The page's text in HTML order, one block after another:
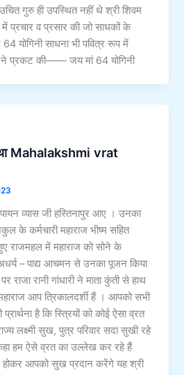
उचित गुरु ही उपस्थित नहीं थे श्री शिवम
प्रचार व प्रसार की जो साधकों के
योगिनी साधना भी पवित्र रूप में
ने प्रकट की—— जय मां 64 योगिनी
Mahalakshmi vrat
व्यास जी हस्तिनापुर आए । उनका
कर्मचारी महाराज भीष्म सहित
राजमहल में महाराज को सोने के
– पाद्य आचमन से उनका पूजन किया
राजा रानी गांधारी ने माता कुंती से हाथ
आप त्रिकालदर्शी हैं । आपको सभी
है कि स्त्रियों को कोई ऐसा व्रत
लक्ष्मी सुख, पुत्र परिवार सदा सुखी रहे
हम ऐसे व्रत का उल्लेख कर रहे हैं
होकर आपको सुख प्रदान करेंगे यह श्री